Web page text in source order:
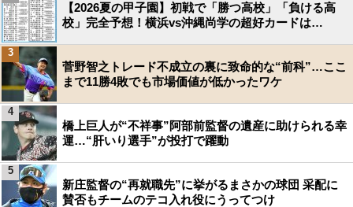
【2026夏の甲子園】初戦で「勝つ高校」「負ける高
校」完全予想！横浜vs沖縄尚学の超好カードは…
菅野智之トレード不成立の裏に致命的な“前科”…ここ
まで11勝4敗でも市場価値が低かったワケ
3
橋上巨人が“不祥事”阿部前監督の遺産に助けられる幸
運…“肝いり選手”が投打で躍動
4
新庄監督の“再就職先”に挙がるまさかの球団 采配に
賛否もチームのテコ入れ役にうってつけ
5